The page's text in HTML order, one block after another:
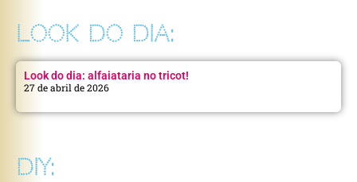
LOOK DO DIA:
Look do dia: alfaiataria no tricot!
27 de abril de 2026
DIY: